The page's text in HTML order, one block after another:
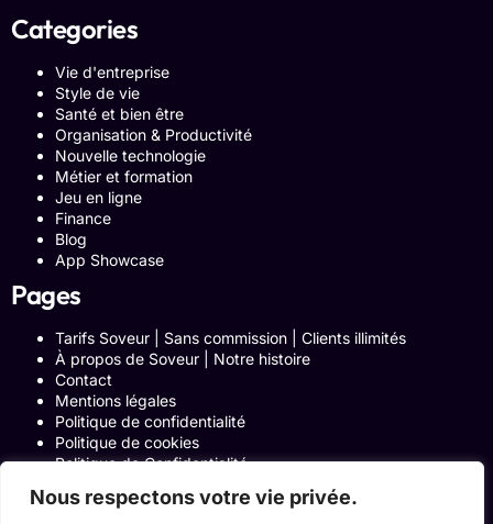
Nous respectons votre vie privée.
Categories
Vie d'entreprise
Style de vie
Santé et bien être
Organisation & Productivité
Nouvelle technologie
Métier et formation
Jeu en ligne
Finance
Blog
App Showcase
Pages
Tarifs Soveur | Sans commission | Clients illimités
À propos de Soveur | Notre histoire
Contact
Mentions légales
Politique de confidentialité
Politique de cookies
Politique de Confidentialité
Blog